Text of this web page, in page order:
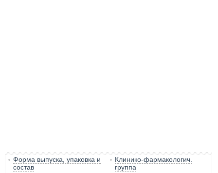
Форма выпуска, упаковка и
состав
Клинико-фармакологич.
группа